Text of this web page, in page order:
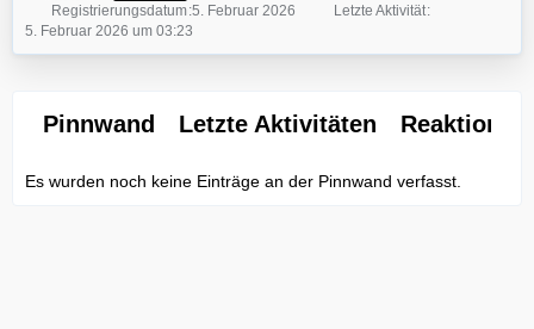
Registrierungsdatum 5. Februar 2026
Letzte Aktivität
5. Februar 2026 um 03:23
Pinnwand Letzte Aktivitäten Reaktionen
Es wurden noch keine Einträge an der Pinnwand verfasst.